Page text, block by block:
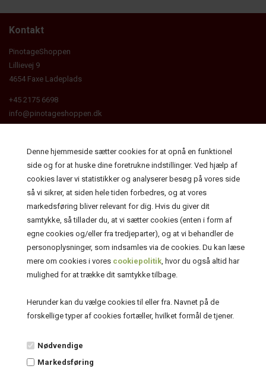
Denne hjemmeside sætter cookies for at opnå en funktionel
side og for at huske dine foretrukne indstillinger. Ved hjælp af
cookies laver vi statistikker og analyserer besøg på vores side
så vi sikrer, at siden hele tiden forbedres, og at vores
markedsføring bliver relevant for dig. Hvis du giver dit
samtykke, så tillader du, at vi sætter cookies (enten i form af
egne cookies og/eller fra tredjeparter), og at vi behandler de
personoplysninger, som indsamles via de cookies. Du kan læse
mere om cookies i vores cookiepolitik, hvor du også altid har
mulighed for at trække dit samtykke tilbage.
Herunder kan du vælge cookies til eller fra. Navnet på de
forskellige typer af cookies fortæller, hvilket formål de tjener.
Nødvendige
Markedsføring
Kontakt
PinotageShoppen
Lillievej 9
4654 Faxe Ladeplads
+45 2175 6698
info@pinotageshoppen.dk
Hvid- og rosevine
Rødvine